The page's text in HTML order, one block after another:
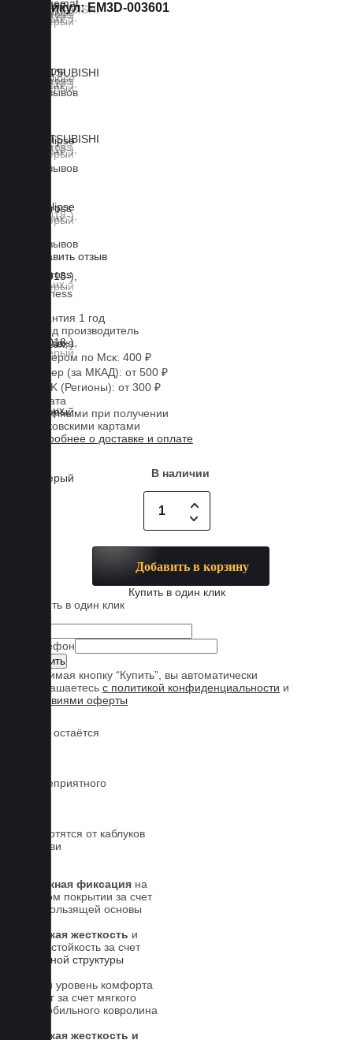
Артикул:EM3D-003601
0 отзывов
0 отзывов
0 отзывов
Оставить отзыв
Business
Гарантия 1 год
Завод производитель
Доставка
Курьером по Мск: 400 ₽
Курьер (за МКАД): от 500 ₽
CDEK (Регионы): от 300 ₽
Оплата
Наличными при получении
Банковскими картами
Подробнее о доставке и оплате
В наличии
Добавить в корзину
Купить в один клик
Купить в один клик
Телефон
Нажимая кнопку “Купить”, вы автоматически
соглашаетесь с политикой конфиденциальности и
условиями оферты
Обувь остаётся
Нет неприятного
Не портятся от каблуков
на обуви
Надежная фиксация на
штатном покрытии за счет
антискользящей основы
Высокая жесткость и
износостойкость за счет
5-слойной структуры
Новый уровень комфорта
для ног за счет мягкого
автомобильного ковролина
Высокая жесткость и